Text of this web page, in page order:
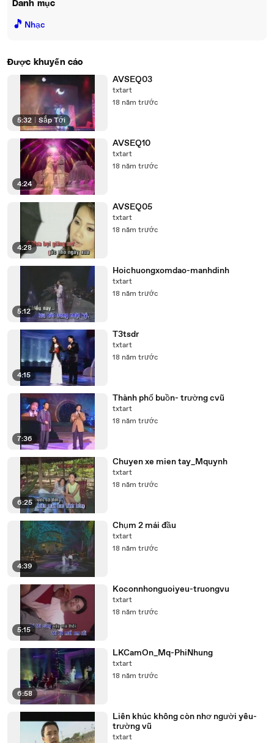
Danh mục
🎵 Nhạc
Được khuyến cáo
5:32 Sắp Tới
AVSEQ03
txtart
18 năm trước
4:24
AVSEQ10
txtart
18 năm trước
4:28
AVSEQ05
txtart
18 năm trước
5:12
Hoichuongxomdao-manhdinh
txtart
18 năm trước
4:15
T3tsdr
txtart
18 năm trước
7:36
Thành phố buồn- trường cvũ
txtart
18 năm trước
6:25
Chuyen xe mien tay_Mquynh
txtart
18 năm trước
4:39
Chụm 2 mái đầu
txtart
18 năm trước
5:15
Koconnhonguoiyeu-truongvu
txtart
18 năm trước
6:58
LKCamOn_Mq-PhiNhung
txtart
18 năm trước
Liên khúc không còn nhơ người yêu-
trường vũ
txtart